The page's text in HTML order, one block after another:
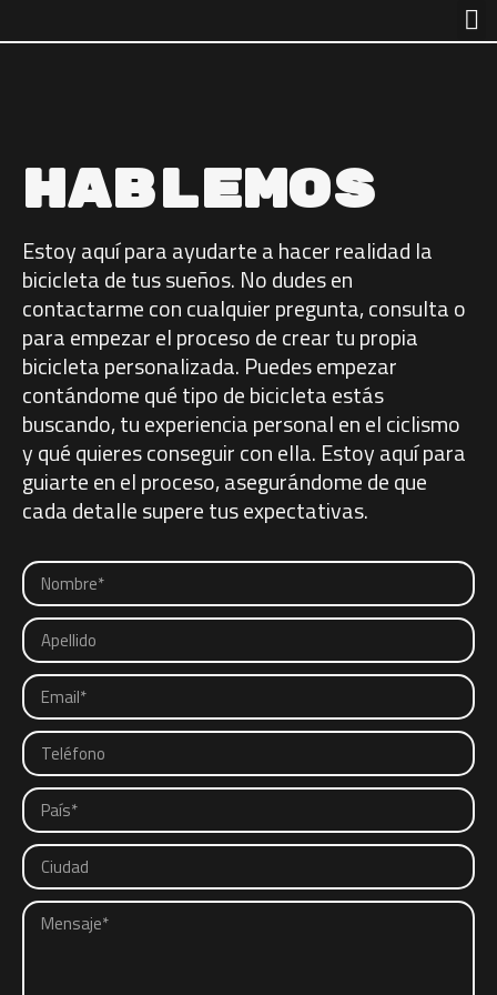
Hablemos
Estoy aquí para ayudarte a hacer realidad la
bicicleta de tus sueños. No dudes en
contactarme con cualquier pregunta, consulta o
para empezar el proceso de crear tu propia
bicicleta personalizada. Puedes empezar
contándome qué tipo de bicicleta estás
buscando, tu experiencia personal en el ciclismo
y qué quieres conseguir con ella. Estoy aquí para
guiarte en el proceso, asegurándome de que
cada detalle supere tus expectativas.